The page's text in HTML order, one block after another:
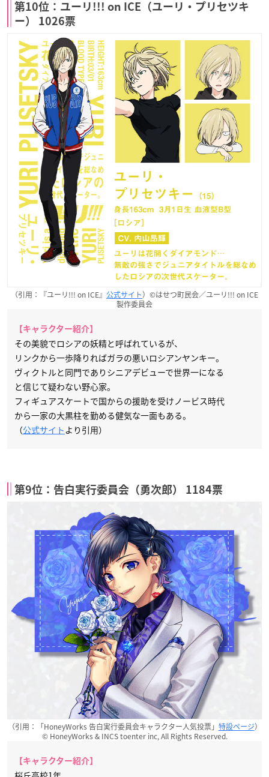
第10位：ユーリ!!! on ICE（ユーリ・プリセツキ
ー） 1026票
（引用：『ユーリ!!! on ICE』 公式サイト）©はせつ町民会／ユーリ!!! on ICE
製作委員会
【キャラクター紹介】
その美貌でロシアの妖精と呼ばれているが、
リンクから一歩降りればガラの悪いロシアンヤンキー。
ヴィクトルと同門でありシニアデビューで世界一になる
と信じて疑わない野心家。
フィギュアスケートで国からの援助を受けノービス時代
から一家の大黒柱を勤める健気な一面もある。
（公式サイト より引用）
第9位：告白実行委員会（勇次郎） 1184票
（引用：「HoneyWorks 告白実行委員会キャラクター人気投票」 特設ページ）
© HoneyWorks & INCS toenter inc, All Rights Reserved.
【キャラクター紹介】